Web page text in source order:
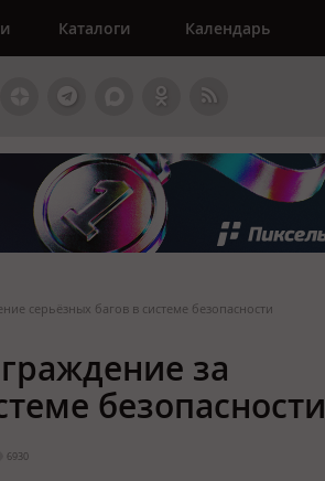
Каталоги Календарь
серьёзных багов в системе безопасности
за
безопасности
6930